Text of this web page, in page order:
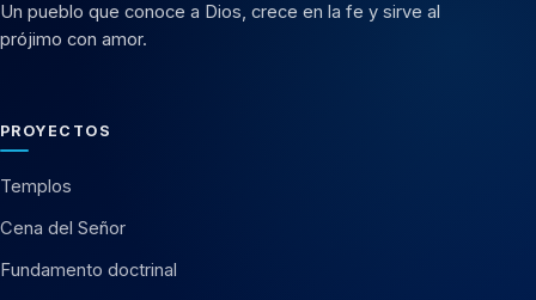
Un pueblo que conoce a Dios, crece en la fe y sirve al
prójimo con amor.
PROYECTOS
Templos
Cena del Señor
Fundamento doctrinal